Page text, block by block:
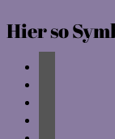
Hier so